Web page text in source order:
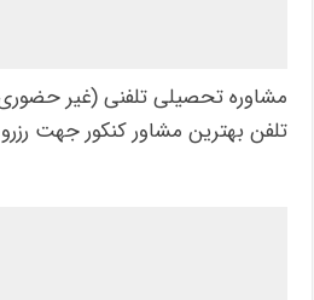
مشاوره تحصیلی تلفنی (غیر
تلفن بهترین مشاور کنکور جهت